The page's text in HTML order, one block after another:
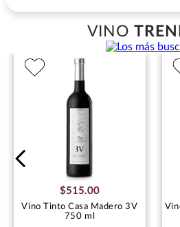
VINO
$515.00
Vino Tinto Casa Madero 3V
750 ml